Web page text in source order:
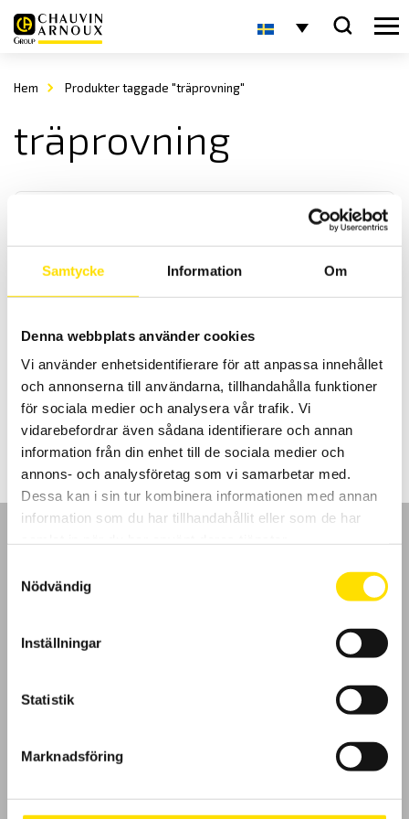
Samtycke Information Om
Denna webbplats använder cookies
Vi använder enhetsidentifierare för att anpassa innehållet
och annonserna till användarna, tillhandahålla funktioner
för sociala medier och analysera vår trafik. Vi
vidarebefordrar även sådana identifierare och annan
information från din enhet till de sociala medier och
annons- och analysföretag som vi samarbetar med.
Dessa kan i sin tur kombinera informationen med annan
information som du har tillhandahållit eller som de har
Nödvändig
Inställningar
Statistik
Marknadsföring
Hem Produkter taggade "träprovning"
träprovning
GrindoSonic Mk7
- Ett instrument för oförstörande provning av
material och produkter
LÄS MER